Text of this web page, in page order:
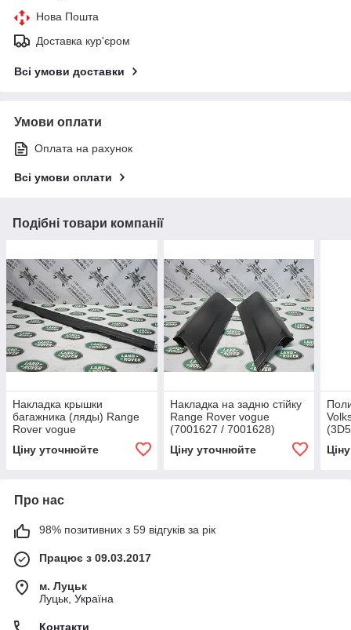
Нова Пошта
Доставка кур'єром
Всі умови доставки
Умови оплати
Оплата на рахунок
Всі умови оплати
Подібні товари компанії
Накладка крышки
багажника (ляды) Range
Rover vogue
Ціну уточнюйте
Накладка на задню стійку
Range Rover vogue
(7001627 / 7001628)
Ціну уточнюйте
Про нас
98% позитивних з 59 відгуків за рік
Працює з 09.03.2017
м. Луцьк
Луцьк, Україна
Контакти